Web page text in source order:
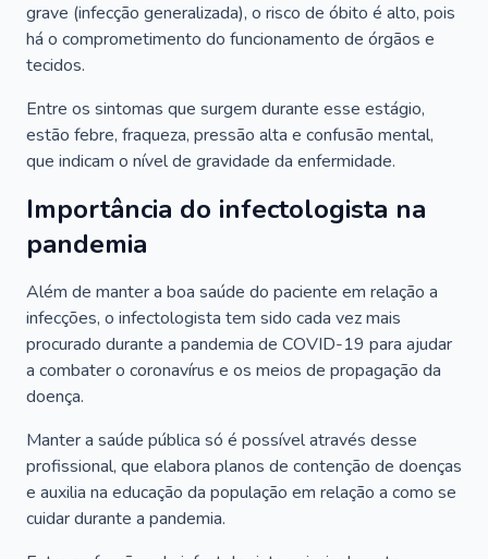
grave (infecção generalizada), o risco de óbito é alto, pois
há o comprometimento do funcionamento de órgãos e
tecidos.
Entre os sintomas que surgem durante esse estágio,
estão febre, fraqueza, pressão alta e confusão mental,
que indicam o nível de gravidade da enfermidade.
Importância do infectologista na
pandemia
Além de manter a boa saúde do paciente em relação a
infecções, o infectologista tem sido cada vez mais
procurado durante a pandemia de COVID-19 para ajudar
a combater o coronavírus e os meios de propagação da
doença.
Manter a saúde pública só é possível através desse
profissional, que elabora planos de contenção de doenças
e auxilia na educação da população em relação a como se
cuidar durante a pandemia.